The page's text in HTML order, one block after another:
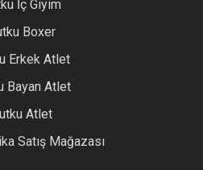
İç Giyim
Boxer
Erkek Atlet
Bayan Atlet
Atlet
Satış Mağazası